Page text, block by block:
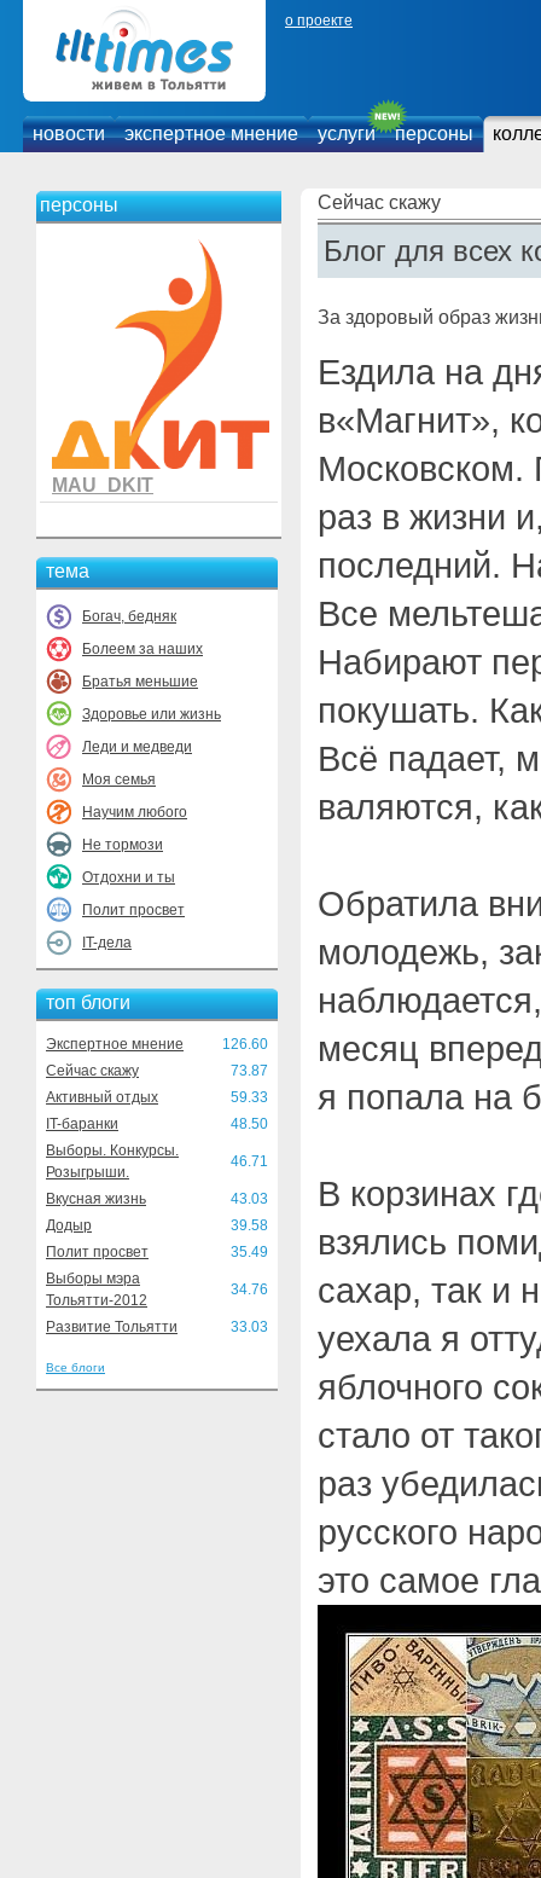
о проекте
новости экспертное мнение услуги персоны
персоны
MAU_DKIT
тема
Богач, бедняк
Болеем за наших
Братья меньшие
Здоровье или жизнь
Леди и медведи
Моя семья
Научим любого
Не тормози
Отдохни и ты
Полит просвет
IT-дела
топ блоги
Экспертное мнение
126.60
Сейчас скажу
73.87
Активный отдых
59.33
IT-баранки
48.50
Выборы. Конкурсы.
Розыгрыши.
46.71
Вкусная жизнь
43.03
Додыр
39.58
Полит просвет
35.49
Выборы мэра
Тольятти-2012
34.76
Развитие Тольятти 33.03
Все блоги
Сейчас скажу
Блог для всех
За здоровый образ
Ездила на
в«Магнит»,
Московском.
раз в жизни
последний.
Все
Набирают
покушать.
Всё падает,
валяются,
Обратила
молодежь,
месяц
я попала на
В корзинах
взялись
сахар, так
уехала я
яблочного
стало от
раз
русского
это самое